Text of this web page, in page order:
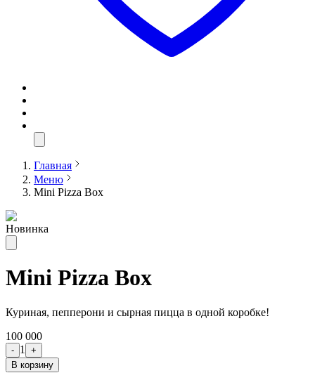
Главная
Меню
Mini Pizza Box
Новинка
Mini Pizza Box
Куриная, пепперони и сырная пицца в одной коробке!
100 000
- 1
+
В корзину